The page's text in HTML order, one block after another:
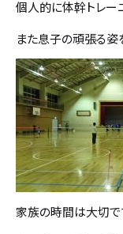
無料相談
個人的に体幹トレー
また息子の頑張る
家族の時間は大切で